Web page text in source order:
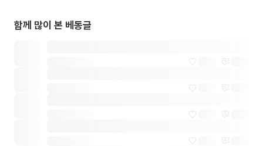
함께 많이 본 베동글